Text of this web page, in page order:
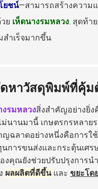
ยชน์—สามารถสร้างความ
ย เห็ดนางรมหลวง. สุดท้า
ำเร็จมากขึ้น
หาวัสดุพิมพ์ที่คุ้
งรมหลวงสิ่งสำคัญอย่างยิ่
นานมานี้ เกษตรกรหลาย
ฉลาดอย่างหนึ่งคือการใ
ารขนส่งและกระตุ้นเศร
คุณยังช่วยปรับปรุงการน
ผลผลิตที่ดีขึ้นและ ขยะโด